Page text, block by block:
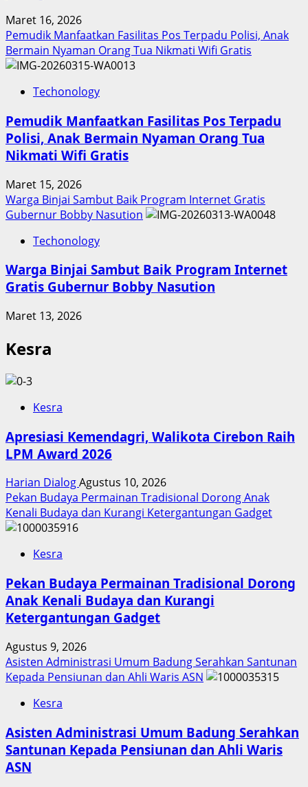
Maret 16, 2026
Pemudik Manfaatkan Fasilitas Pos Terpadu Polisi, Anak
Bermain Nyaman Orang Tua Nikmati Wifi Gratis
Techonology
Pemudik Manfaatkan Fasilitas Pos Terpadu
Polisi, Anak Bermain Nyaman Orang Tua
Nikmati Wifi Gratis
Maret 15, 2026
Warga Binjai Sambut Baik Program Internet Gratis
Gubernur Bobby Nasution
Techonology
Warga Binjai Sambut Baik Program Internet
Gratis Gubernur Bobby Nasution
Maret 13, 2026
Kesra
Kesra
Apresiasi Kemendagri, Walikota Cirebon Raih
LPM Award 2026
Harian DialogAgustus 10, 2026
Pekan Budaya Permainan Tradisional Dorong Anak
Kenali Budaya dan Kurangi Ketergantungan Gadget
Kesra
Pekan Budaya Permainan Tradisional Dorong
Anak Kenali Budaya dan Kurangi
Ketergantungan Gadget
Agustus 9, 2026
Asisten Administrasi Umum Badung Serahkan Santunan
Kepada Pensiunan dan Ahli Waris ASN
Kesra
Asisten Administrasi Umum Badung Serahkan
Santunan Kepada Pensiunan dan Ahli Waris
ASN